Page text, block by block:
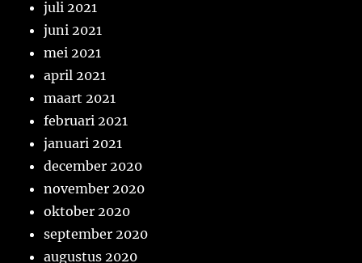
juli 2021
juni 2021
mei 2021
april 2021
maart 2021
februari 2021
januari 2021
december 2020
november 2020
oktober 2020
september 2020
augustus 2020